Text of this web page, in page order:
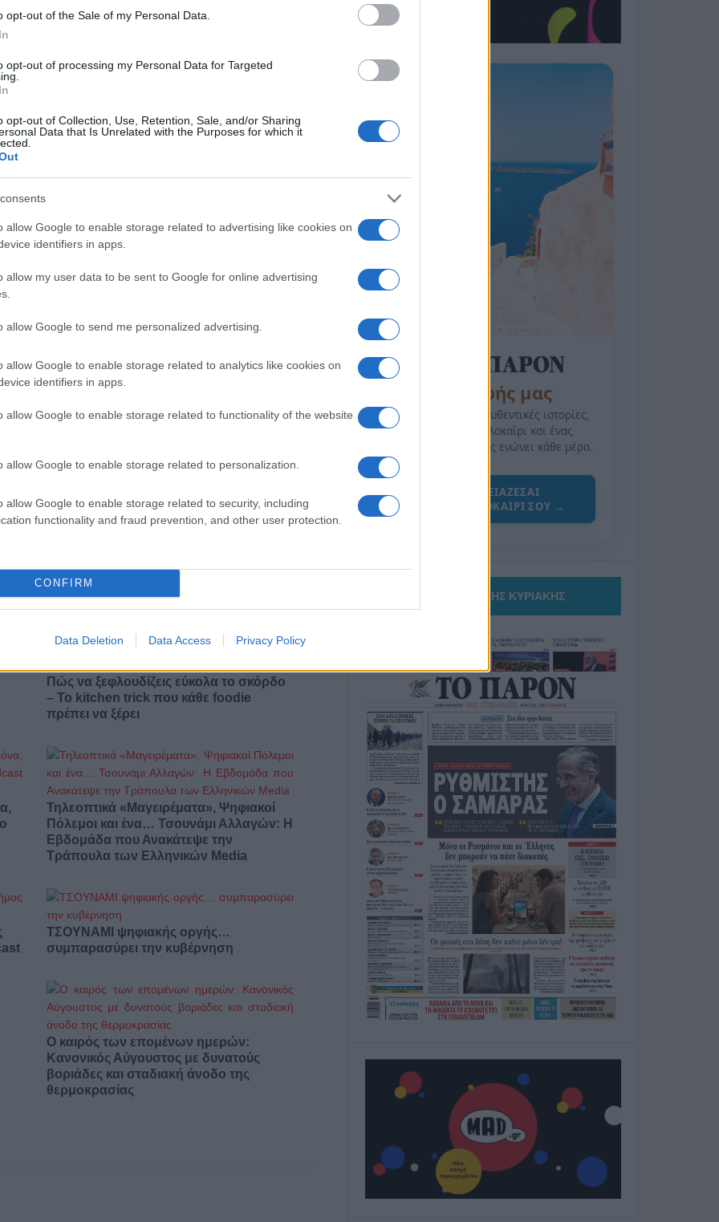
opt-out of the Sale of my Personal Data.
opt-out of processing my Personal Data for Targeted
opt-out of Collection, Use, Retention, Sale, and/or Sharing
Data that Is Unrelated with the Purposes for which it
allow Google to enable storage related to advertising like cookies on
identifiers in apps.
allow my user data to be sent to Google for online advertising
allow Google to send me personalized advertising.
allow Google to enable storage related to analytics like cookies on
identifiers in apps.
allow Google to enable storage related to functionality of the website
allow Google to enable storage related to personalization.
allow Google to enable storage related to security, including
functionality and fraud prevention, and other user protection.
CONFIRM
Data Deletion Data Access Privacy Policy
από τους μεγαλύτερους ομίλους της Ελλάδας και
το AKTOR4TheFuture συμβάλλει στην παραμονή
του brain drain, επιβεβαιώνοντας παράλληλα τη
να προσφέρει στη νέα γενιά της Ελλάδας ευκαιρίες
συμμετοχής, στην ιστοσελίδα του προγράμματος
Διακοπές: Πώς να αποφύγετε τραγικά
παγωτατζίδικα της Αθήνας η απάντηση
βλέπεις σε κάθε παραλία φέτος!
Πώς να ξεφλουδίζεις εύκολα το σκόρδο
– Το kitchen trick που κάθε foodie
πρέπει να ξέρει
Τηλεοπτικά «Μαγειρέματα», Ψηφιακοί
Πόλεμοι και ένα… Τσουνάμι Αλλαγών: Η
Εβδομάδα που Ανακάτεψε την
Τράπουλα των Ελληνικών Media
ΤΣΟΥΝΑΜΙ ψηφιακής οργής…
συμπαρασύρει την κυβέρνηση
Ο καιρός των επομένων ημερών:
Κανονικός Αύγουστος με δυνατούς
βοριάδες και σταδιακή άνοδο της
θερμοκρασίας
της Ζωής μας
Οι άνθρωποι, οι αυθεντικές ιστορίες,
το ελληνικό καλοκαίρι και ένας
πολιτισμός που μας ενώνει κάθε μέρα.
ΟΣΑ ΧΡΕΙΑΖΕΣΑΙ
ΓΙΑ ΤΟ ΚΑΛΟΚΑΙΡΙ ΣΟΥ →
ΤΟ ΠΑΡΟΝ ΤΗΣ ΚΥΡΙΑΚΗΣ